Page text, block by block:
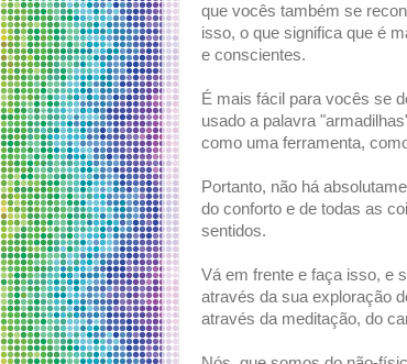
que vocês também se
isso, o que significa que é
e conscientes.
É mais fácil para vocês se
usado a palavra
como uma ferramenta,
Portanto, não há
do conforto e de todas as
sentidos.
Vá em frente e faça isso, e
através da sua exploração
através da meditação, do